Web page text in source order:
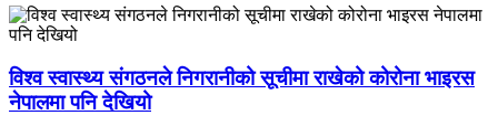
विश्व स्वास्थ्य संगठनले निगरानीको सूचीमा राखेको कोरोना भाइरस
नेपालमा पनि देखियो